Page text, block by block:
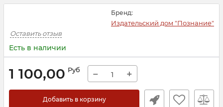
Бренд:
Издательский дом "Познание"
Оставить отзыв
Есть в наличии
1 100,00 Руб − +
Добавить в корзину